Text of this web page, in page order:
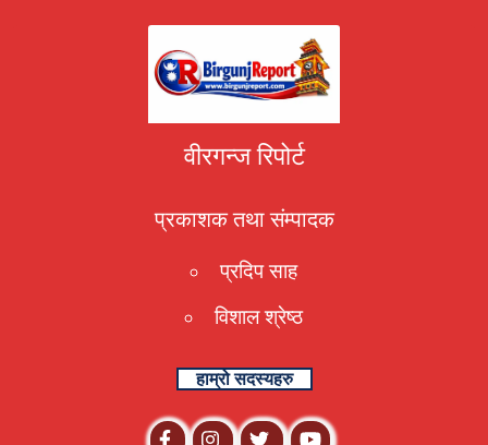
वीरगन्ज रिपोर्ट
प्रकाशक तथा संम्पादक
प्रदिप साह
विशाल श्रेष्ठ
हाम्रो सदस्यहरु